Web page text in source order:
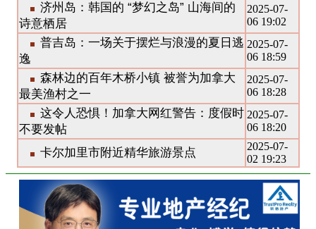
济州岛：韩国的 “梦幻之岛” 山海间的
诗意栖居
2025-07-
06 19:02
普吉岛：一场关于摆烂与浪漫的夏日逃
逸
2025-07-
06 18:59
森林边的百年木桥小镇 被誉为加拿大
最美渔村之一
2025-07-
06 18:28
这令人恐惧！加拿大网红警告：度假时
不要发帖
2025-07-
06 18:20
卡尔加里市附近精华旅游景点
2025-07-
02 19:23